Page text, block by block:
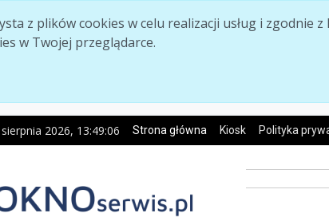
z plików cookies w celu realizacji usług i
w Twojej przeglądarce.
2026, 13:49:07 Strona główna Kiosk Polityka